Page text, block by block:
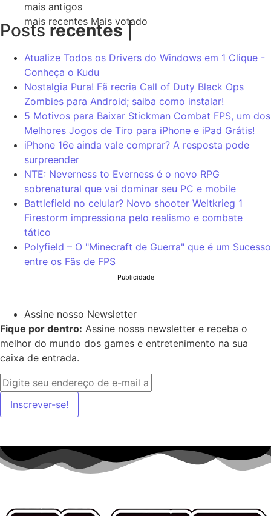
mais antigos
mais recentes Mais votado
Posts recentes |
Atualize Todos os Drivers do Windows em 1 Clique -
Conheça o Kudu
Nostalgia Pura! Fã recria Call of Duty Black Ops
Zombies para Android; saiba como instalar!
5 Motivos para Baixar Stickman Combat FPS, um dos
Melhores Jogos de Tiro para iPhone e iPad Grátis!
iPhone 16e ainda vale comprar? A resposta pode
surpreender
NTE: Neverness to Everness é o novo RPG
sobrenatural que vai dominar seu PC e mobile
Battlefield no celular? Novo shooter Weltkrieg 1
Firestorm impressiona pelo realismo e combate
tático
Polyfield – O "Minecraft de Guerra" que é um Sucesso
entre os Fãs de FPS
Publicidade
Assine nosso Newsletter
Fique por dentro: Assine nossa newsletter e receba o
melhor do mundo dos games e entretenimento na sua
caixa de entrada.
Inscrever-se!